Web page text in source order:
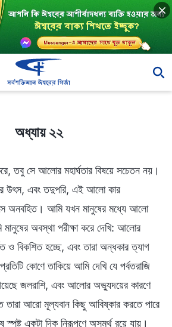
অধ্যায় ২২
তবু সে আলোর মহার্ঘতার বিষয়ে সচেতন নয়।
এবং তদুপরি, এই আলো কার
অনবহিত। আমি যখন মানুষের মধ্যে আলো
মানুষের অবস্থা পরীক্ষা করে দেখি: আলোর
ও বিকশিত হচ্ছে, এবং তারা অন্ধকার ত্যাগ
কোণে তাকিয়ে আমি দেখি যে পর্বতরাজি
জলরাশি, এবং আলোর অভ্যুদয়ের কারণে
তারা আরো মূল্যবান কিছু আবিষ্কার করতে পারে
একটা দিক নিরূপণে অসমর্থ রয়ে যায়।